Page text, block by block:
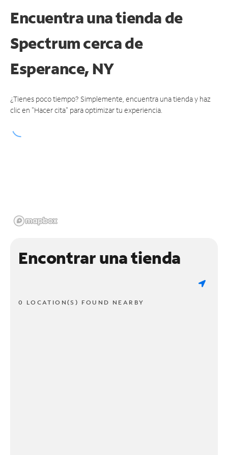
Encuentra una tienda de
Spectrumcerca de
Esperance, NY
¿Tienes poco tiempo? Simplemente, encuentra una tienda y haz
clic en "Hacer cita" para optimizar tu experiencia.
Encontrar una tienda
0 LOCATION(S) FOUND NEARBY